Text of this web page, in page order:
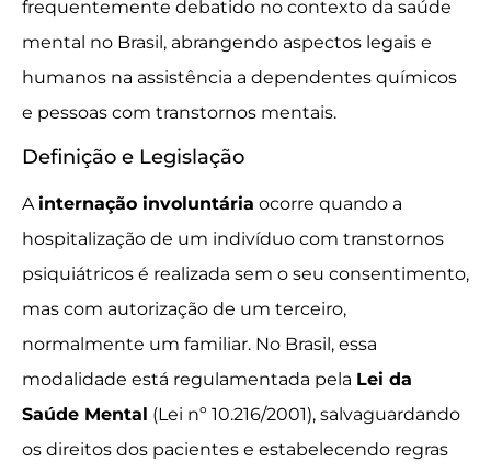
frequentemente debatido no contexto da saúde
mental no Brasil, abrangendo aspectos legais e
humanos na assistência a dependentes químicos
e pessoas com transtornos mentais.
Definição e Legislação
Ainternação involuntária ocorre quando a
hospitalização de um indivíduo com transtornos
psiquiátricos é realizada sem o seu consentimento,
mas com autorização de um terceiro,
normalmente um familiar. No Brasil, essa
modalidade está regulamentada pela Lei da
Saúde Mental (Lei nº 10.216/2001), salvaguardando
os direitos dos pacientes e estabelecendo regras